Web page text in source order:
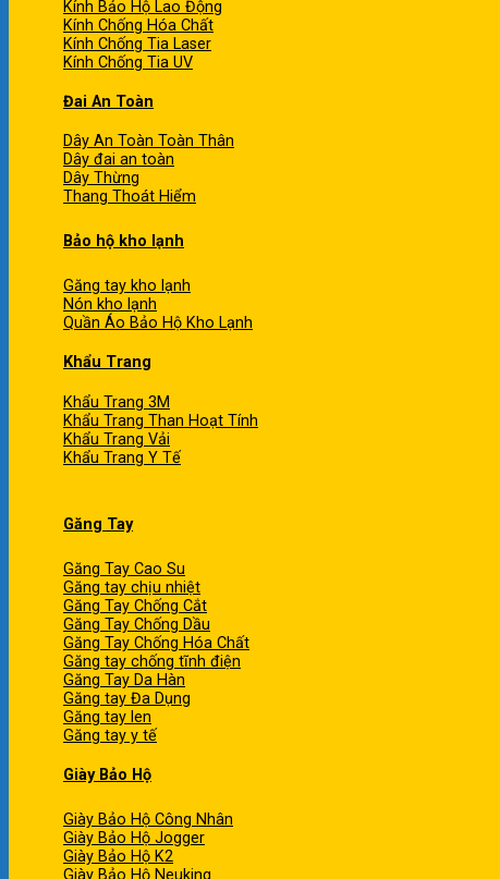
Kính Bảo Hộ Lao Động
Kính Chống Hóa Chất
Kính Chống Tia Laser
Kính Chống Tia UV
Đai An Toàn
Dây An Toàn Toàn Thân
Dây đai an toàn
Dây Thừng
Thang Thoát Hiểm
Bảo hộ kho lạnh
Găng tay kho lạnh
Nón kho lạnh
Quần Áo Bảo Hộ Kho Lạnh
Khẩu Trang
Khẩu Trang 3M
Khẩu Trang Than Hoạt Tính
Khẩu Trang Vải
Khẩu Trang Y Tế
Găng Tay
Găng Tay Cao Su
Găng tay chịu nhiệt
Găng Tay Chống Cắt
Găng Tay Chống Dầu
Găng Tay Chống Hóa Chất
Găng tay chống tĩnh điện
Găng Tay Da Hàn
Găng tay Đa Dụng
Găng tay len
Găng tay y tế
Giày Bảo Hộ
Giày Bảo Hộ Công Nhân
Giày Bảo Hộ Jogger
Giày Bảo Hộ K2
Giày Bảo Hộ Neuking